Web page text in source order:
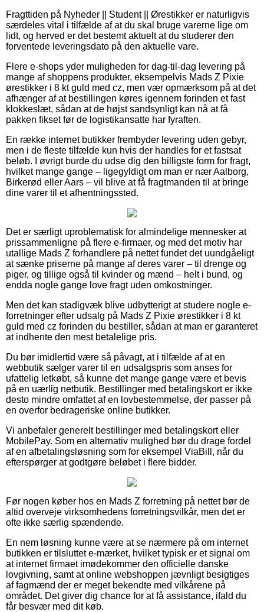
Fragttiden på Nyheder || Student || Ørestikker er naturligvis
særdeles vital i tilfælde af at du skal bruge varerne lige om
lidt, og herved er det bestemt aktuelt at du studerer den
forventede leveringsdato på den aktuelle vare.
Flere e-shops yder muligheden for dag-til-dag levering på
mange af shoppens produkter, eksempelvis Mads Z Pixie
ørestikker i 8 kt guld med cz, men vær opmærksom på at det
afhænger af at bestillingen køres igennem forinden et fast
klokkeslæt, sådan at de højst sandsynligt kan nå at få
pakken fikset før de logistikansatte har fyraften.
En række internet butikker frembyder levering uden gebyr,
men i de fleste tilfælde kun hvis der handles for et fastsat
beløb. I øvrigt burde du udse dig den billigste form for fragt,
hvilket mange gange – ligegyldigt om man er nær Aalborg,
Birkerød eller Aars – vil blive at få fragtmanden til at bringe
dine varer til et afhentningssted.
Det er særligt uproblematisk for almindelige mennesker at
prissammenligne på flere e-firmaer, og med det motiv har
utallige Mads Z forhandlere på nettet fundet det uundgåeligt
at sænke priserne på mange af deres varer – til drenge og
piger, og tillige også til kvinder og mænd – helt i bund, og
endda nogle gange love fragt uden omkostninger.
Men det kan stadigvæk blive udbytterigt at studere nogle e-
forretninger efter udsalg på Mads Z Pixie ørestikker i 8 kt
guld med cz forinden du bestiller, sådan at man er garanteret
at indhente den mest betalelige pris.
Du bør imidlertid være så påvagt, at i tilfælde af at en
webbutik sælger varer til en udsalgspris som anses for
ufattelig letkøbt, så kunne det mange gange være et bevis
på en uærlig netbutik. Bestillinger med betalingskort er ikke
desto mindre omfattet af en lovbestemmelse, der passer på
en overfor bedrageriske online butikker.
Vi anbefaler generelt bestillinger med betalingskort eller
MobilePay. Som en alternativ mulighed bør du drage fordel
af en afbetalingsløsning som for eksempel ViaBill, når du
efterspørger at godtgøre beløbet i flere bidder.
Før nogen køber hos en Mads Z forretning på nettet bør de
altid overveje virksomhedens forretningsvilkår, men det er
ofte ikke særlig spændende.
En nem løsning kunne være at se nærmere på om internet
butikken er tilsluttet e-mærket, hvilket typisk er et signal om
at internet firmaet imødekommer den officielle danske
lovgivning, samt at online webshoppen jævnligt besigtiges
af fagmænd der er meget bekendte med vilkårene på
området. Det giver dig chance for at få assistance, ifald du
får besvær med dit køb.